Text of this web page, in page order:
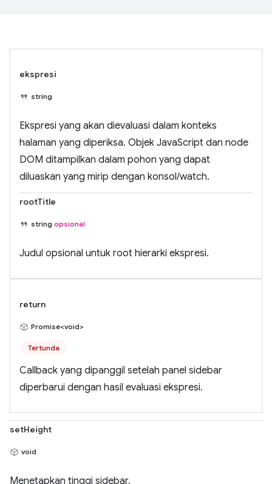
ekspresi
string
Ekspresi yang akan dievaluasi dalam konteks
halaman yang diperiksa. Objek JavaScript dan node
DOM ditampilkan dalam pohon yang dapat
diluaskan yang mirip dengan konsol/watch.
rootTitle
string opsional
Judul opsional untuk root hierarki ekspresi.
return
Promise<void>
Tertunda
Callback yang dipanggil setelah panel sidebar
diperbarui dengan hasil evaluasi ekspresi.
setHeight
void
Menetapkan tinggi sidebar.